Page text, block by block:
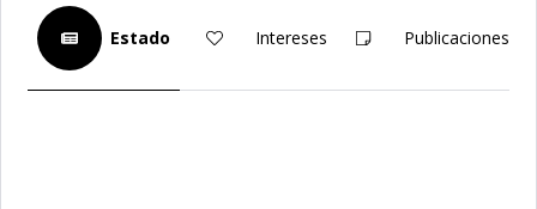
Estado Intereses Publicaciones